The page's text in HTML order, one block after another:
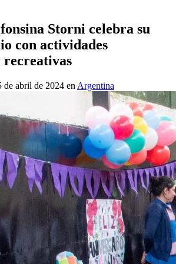
Storni celebra su
con actividades
recreativas
abril de 2024 en Argentina